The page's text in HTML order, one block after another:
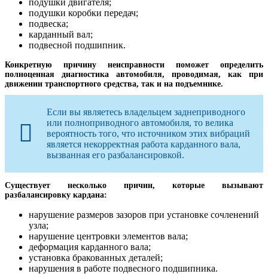
подушки коробки передач;
подвеска;
карданный вал;
подвесной подшипник.
Конкретную причину неисправности поможет определить
полноценная диагностика автомобиля, проводимая, как при
движении транспортного средства, так и на подъемнике.
Если вы являетесь владельцем заднеприводного
или полноприводного автомобиля, то велика
вероятность того, что источником этих вибраций
является некорректная работа карданного вала,
вызванная его разбалансировкой.
Существует несколько причин, которые вызывают
разбалансировку кардана:
нарушение размеров зазоров при установке сочленений
узла;
нарушение центровки элементов вала;
деформация карданного вала;
установка бракованных деталей;
нарушения в работе подвесного подшипника.